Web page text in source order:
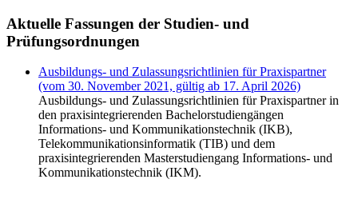
Aktuelle Fassungen der Studien- und
Prüfungsordnungen
Ausbildungs- und Zulassungsrichtlinien für Praxispartner
(vom 30. November 2021, gültig ab 17. April 2026)
Ausbildungs- und Zulassungsrichtlinien für Praxispartner in
den praxisintegrierenden Bachelorstudiengängen
Informations- und Kommunikationstechnik (IKB),
Telekommunikationsinformatik (TIB) und dem
praxisintegrierenden Masterstudiengang Informations- und
Kommunikationstechnik (IKM).